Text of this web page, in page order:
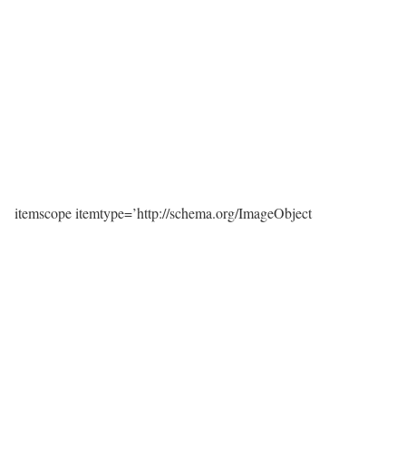
itemscope itemtype=’http://schema.org/ImageObject